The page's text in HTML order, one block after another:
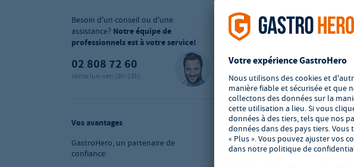
Besoin d'un conseil ou d'une
assistance? Notre équipe de
professionnels est à votre service!
02 808 72 60
Vente lun-ven (8h-18h)
Vos avantages
GastroHero, un partenaire de
confiance: